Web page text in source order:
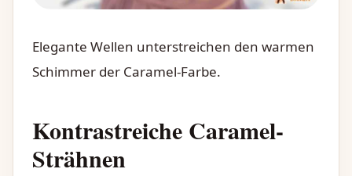
Elegante Wellen unterstreichen den warmen
Schimmer der Caramel-Farbe.
Kontrastreiche Caramel-
Strähnen